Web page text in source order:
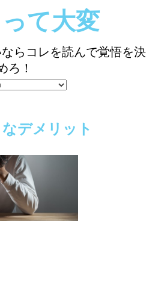
て大変
らコレを読んで覚悟を決
ろ！
デメリット